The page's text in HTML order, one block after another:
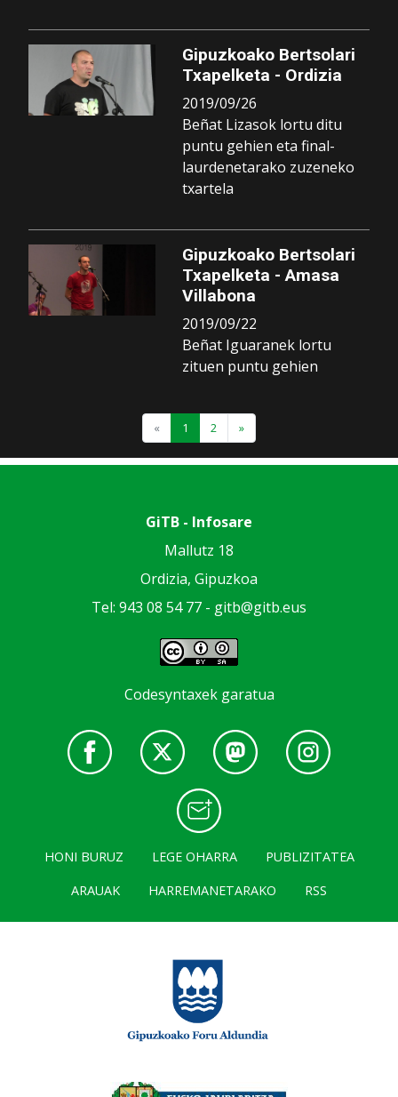
Gipuzkoako Bertsolari
Txapelketa - Ordizia
2019/09/26
Beñat Lizasok lortu ditu
puntu gehien eta final-
laurdenetarako zuzeneko
txartela
Gipuzkoako Bertsolari
Txapelketa - Amasa
Villabona
2019/09/22
Beñat Iguaranek lortu
zituen puntu gehien
« 1 2 »
GiTB - Infosare
Mallutz 18
Ordizia, Gipuzkoa
Tel: 943 08 54 77 - gitb@gitb.eus
Codesyntaxek garatua
HONI BURUZ LEGE OHARRA
PUBLIZITATEA
ARAUAK
HARREMANETARAKO RSS